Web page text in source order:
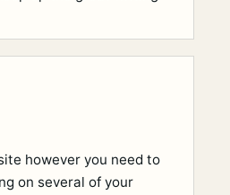
however you need to
on several of your